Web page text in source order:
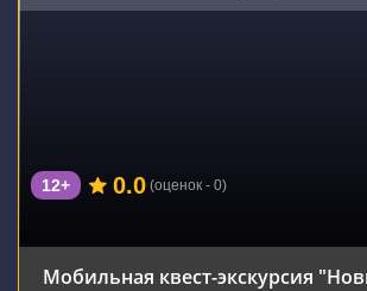
12+ 0.0 (оценок - 0)
Мобильная квест-экскурсия